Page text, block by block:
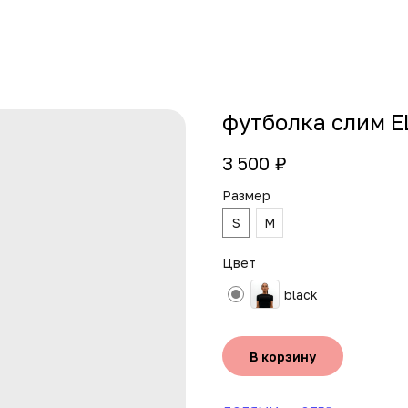
футболка слим
3 500 ₽
Размер
S
M
Цвет
black
В корзину